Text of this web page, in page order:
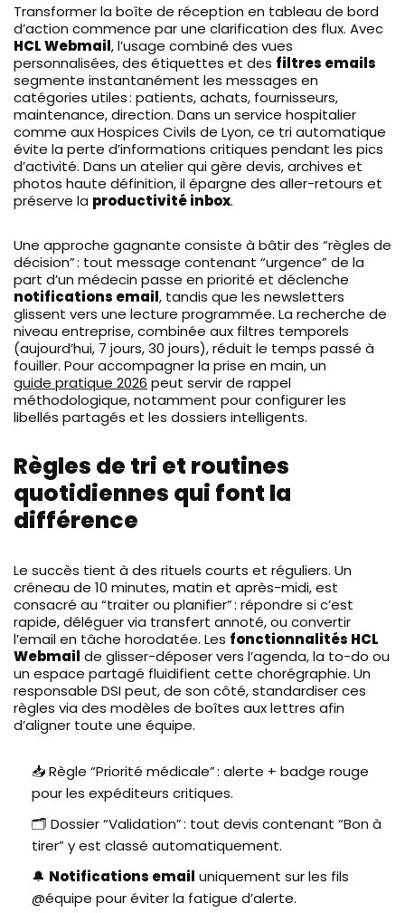
Transformer la boîte de réception en tableau de bord
d’action commence par une clarification des flux. Avec
HCL Webmail, l’usage combiné des vues
personnalisées, des étiquettes et des filtres emails
segmente instantanément les messages en
catégories utiles : patients, achats, fournisseurs,
maintenance, direction. Dans un service hospitalier
comme aux Hospices Civils de Lyon, ce tri automatique
évite la perte d’informations critiques pendant les pics
d’activité. Dans un atelier qui gère devis, archives et
photos haute définition, il épargne des aller-retours et
préserve la productivité inbox.
Une approche gagnante consiste à bâtir des “règles de
décision” : tout message contenant “urgence” de la
part d’un médecin passe en priorité et déclenche
notifications email, tandis que les newsletters
glissent vers une lecture programmée. La recherche de
niveau entreprise, combinée aux filtres temporels
(aujourd’hui, 7 jours, 30 jours), réduit le temps passé à
fouiller. Pour accompagner la prise en main, un
guide pratique 2026 peut servir de rappel
méthodologique, notamment pour configurer les
libellés partagés et les dossiers intelligents.
Règles de tri et routines
quotidiennes qui font la
différence
Le succès tient à des rituels courts et réguliers. Un
créneau de 10 minutes, matin et après-midi, est
consacré au “traiter ou planifier” : répondre si c’est
rapide, déléguer via transfert annoté, ou convertir
l’email en tâche horodatée. Les fonctionnalités HCL
Webmail de glisser-déposer vers l’agenda, la to-do ou
un espace partagé fluidifient cette chorégraphie. Un
responsable DSI peut, de son côté, standardiser ces
règles via des modèles de boîtes aux lettres afin
d’aligner toute une équipe.
📥 Règle “Priorité médicale” : alerte + badge rouge
pour les expéditeurs critiques.
🗂️ Dossier “Validation” : tout devis contenant “Bon à
tirer” y est classé automatiquement.
🔔 Notifications email uniquement sur les fils
@équipe pour éviter la fatigue d’alerte.